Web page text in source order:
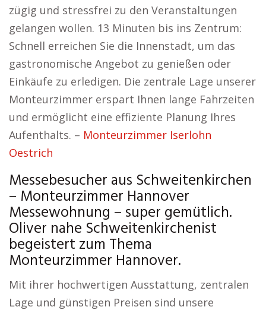
zügig und stressfrei zu den Veranstaltungen
gelangen wollen. 13 Minuten bis ins Zentrum:
Schnell erreichen Sie die Innenstadt, um das
gastronomische Angebot zu genießen oder
Einkäufe zu erledigen. Die zentrale Lage unserer
Monteurzimmer erspart Ihnen lange Fahrzeiten
und ermöglicht eine effiziente Planung Ihres
Aufenthalts. – Monteurzimmer Iserlohn
Oestrich
Messebesucher aus Schweitenkirchen
– Monteurzimmer Hannover
Messewohnung – super gemütlich.
Oliver nahe Schweitenkirchenist
begeistert zum Thema
Monteurzimmer Hannover.
Mit ihrer hochwertigen Ausstattung, zentralen
Lage und günstigen Preisen sind unsere